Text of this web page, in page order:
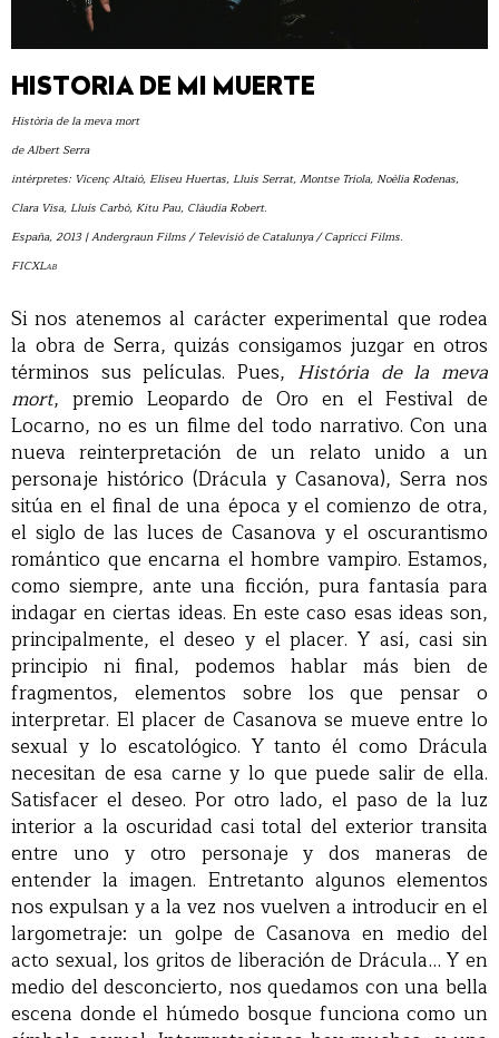
HISTORIA DE MI MUERTE
Història de la meva mort
de Albert Serra
intérpretes: Vicenç Altaió, Eliseu Huertas, Lluís Serrat, Montse Triola, Noèlia Rodenas,
Clara Visa, Lluís Carbó, Kitu Pau, Clàudia Robert.
España, 2013 | Andergraun Films / Televisió de Catalunya / Capricci Films.
FICXLab
Si nos atenemos al carácter experimental que rodea
la obra de Serra, quizás consigamos juzgar en otros
términos sus películas. Pues, História de la meva
mort, premio Leopardo de Oro en el Festival de
Locarno, no es un filme del todo narrativo. Con una
nueva reinterpretación de un relato unido a un
personaje histórico (Drácula y Casanova), Serra nos
sitúa en el final de una época y el comienzo de otra,
el siglo de las luces de Casanova y el oscurantismo
romántico que encarna el hombre vampiro. Estamos,
como siempre, ante una ficción, pura fantasía para
indagar en ciertas ideas. En este caso esas ideas son,
principalmente, el deseo y el placer. Y así, casi sin
principio ni final, podemos hablar más bien de
fragmentos, elementos sobre los que pensar o
interpretar. El placer de Casanova se mueve entre lo
sexual y lo escatológico. Y tanto él como Drácula
necesitan de esa carne y lo que puede salir de ella.
Satisfacer el deseo. Por otro lado, el paso de la luz
interior a la oscuridad casi total del exterior transita
entre uno y otro personaje y dos maneras de
entender la imagen. Entretanto algunos elementos
nos expulsan y a la vez nos vuelven a introducir en el
largometraje: un golpe de Casanova en medio del
acto sexual, los gritos de liberación de Drácula… Y en
medio del desconcierto, nos quedamos con una bella
escena donde el húmedo bosque funciona como un